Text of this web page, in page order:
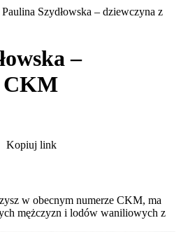
Paulina Szydłowska – dziewczyna z
–
CKM
Kopiuj link
w obecnym numerze CKM, ma
mężczyzn i lodów waniliowych z